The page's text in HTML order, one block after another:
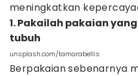
meningkatkan
1. Pakailah pakaian
tubuh
unsplash.com/tamarabellis
Berpakaian sebenarnya